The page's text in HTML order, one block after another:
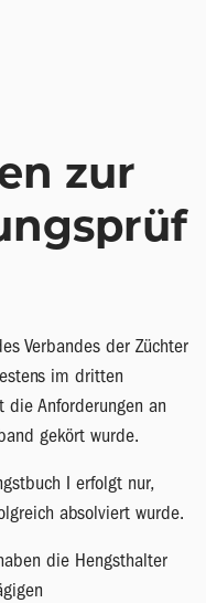
zur
Verbandes der Züchter
im dritten
die Anforderungen an
gekört wurde.
I erfolgt nur,
absolviert wurde.
die Hengsthalter